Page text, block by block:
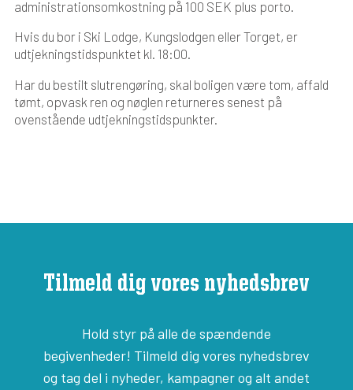
administrationsomkostning på 100 SEK plus porto.
Hvis du bor i Ski Lodge, Kungslodgen eller Torget, er
udtjekningstidspunktet kl. 18:00.
Har du bestilt slutrengøring, skal boligen være tom, affald
tømt, opvask ren og nøglen returneres senest på
ovenstående udtjekningstidspunkter.
Tilmeld dig vores nyhedsbrev
Hold styr på alle de spændende
begivenheder! Tilmeld dig vores nyhedsbrev
og tag del i nyheder, kampagner og alt andet